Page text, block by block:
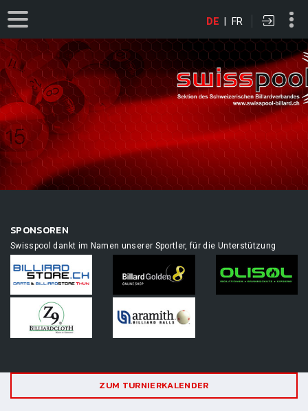
DE | FR
SPONSOREN
Swisspool dankt im Namen unserer Sportler, für die Unterstützung
ZUM TURNIERKALENDER